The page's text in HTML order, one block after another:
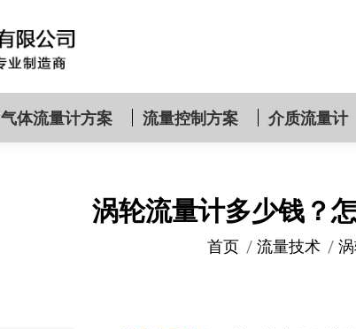
气体流量计方案 流量控制方案 介质流量计
涡轮流量计多少钱？
您在这里：
首页 流量技术